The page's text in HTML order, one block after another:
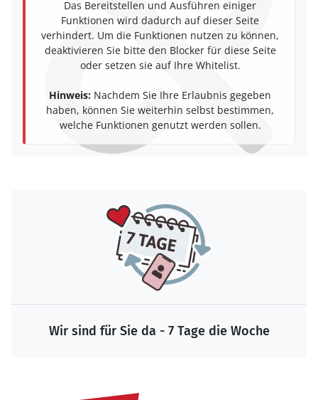
Das Bereitstellen und Ausführen einiger
Funktionen wird dadurch auf dieser Seite
verhindert. Um die Funktionen nutzen zu können,
deaktivieren Sie bitte den Blocker für diese Seite
oder setzen sie auf Ihre Whitelist.
Hinweis: Nachdem Sie Ihre Erlaubnis gegeben
haben, können Sie weiterhin selbst bestimmen,
welche Funktionen genutzt werden sollen.
Wir sind für Sie da - 7 Tage die Woche